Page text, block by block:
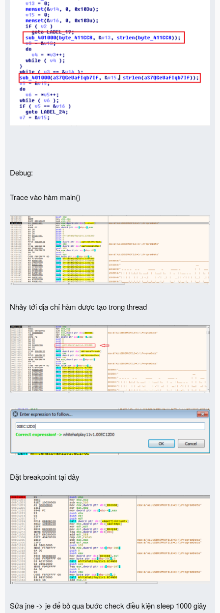
Debug:
Trace vào hàm main()
Nhảy tới địa chỉ hàm được tạo trong thread
Đặt breakpoint tại đây
Sửa jne -> je để bỏ qua bước check điều kiện sleep 1000 giây